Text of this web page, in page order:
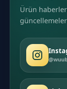
Ürün